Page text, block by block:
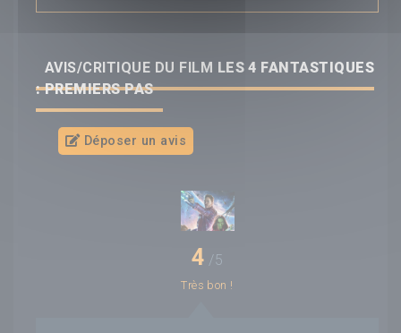
AVIS/CRITIQUE DU FILM LES 4 FANTASTIQUES
: PREMIERS PAS
Déposer un avis
4 /5
Très bon !